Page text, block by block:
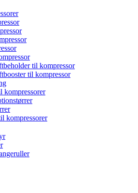
til kompressor
til kompressor
kompressorer
kompressorer